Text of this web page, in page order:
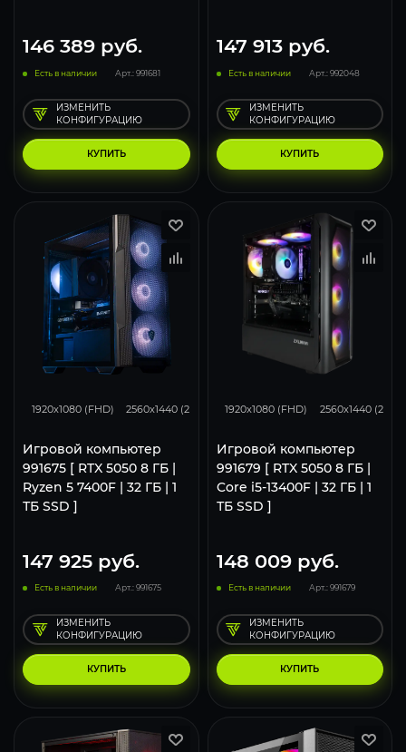
146 389 руб.
Есть в наличии Арт.: 991681
КУПИТЬ
ИЗМЕНИТЬ
КОНФИГУРАЦИЮ
147 913руб.
Есть в наличии Арт.: 992048
КУПИТЬ
ИЗМЕНИТЬ
КОНФИГУРАЦИЮ
1920x1080 (FHD) 2560x1440 (2K) 3840x2160 (4K)
Игровой компьютер
991675 [ RTX 5050 8 ГБ |
Ryzen 5 7400F | 32 ГБ | 1
ТБ SSD ]
147 925 руб.
Есть в наличии Арт.: 991675
КУПИТЬ
ИЗМЕНИТЬ
КОНФИГУРАЦИЮ
1920x1080 (FHD) 2560x1440 (2K)
Игровой компьютер
991679 [ RTX 5050 8 ГБ |
Core i5-13400F | 32 ГБ | 1
ТБ SSD ]
148 009руб.
Есть в наличии Арт.: 991679
КУПИТЬ
ИЗМЕНИТЬ
КОНФИГУРАЦИЮ